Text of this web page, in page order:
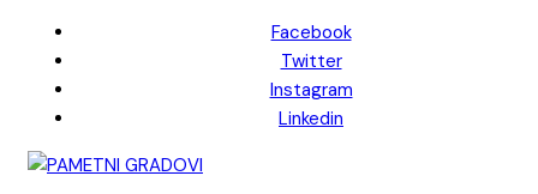
content
Facebook
Twitter
Instagram
Linkedin